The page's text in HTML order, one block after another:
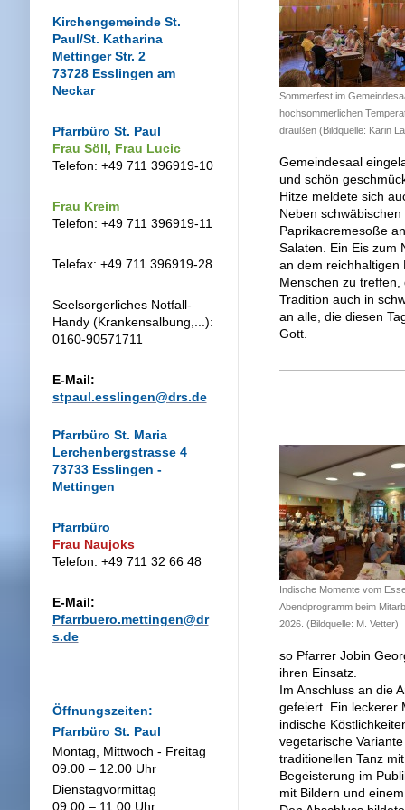
Sommerfest im
hochsommerlichen
draußen (Bildquelle: Karin
Gemeindesaal
und schön
Hitze meldete sich
Neben
Paprikacremesoße
Salaten. Ein Eis zum
an dem reichhaltigen
Menschen zu
Tradition auch in
an alle, die diesen
Gott.
Indische Momente vom
Abendprogramm beim
2026. (Bildquelle: M. Vetter)
so Pfarrer Jobin
ihren Einsatz.
Im Anschluss an die
gefeiert. Ein leckerer
indische
vegetarische
traditionellen Tanz
Begeisterung im
mit Bildern und
Kirchengemeinde St.
Paul/St. Katharina
Mettinger Str. 2
73728 Esslingen am
Neckar
Pfarrbüro St. Paul
Frau Söll, Frau Lucic
Telefon: +49 711 396919-10
Frau Kreim
Telefon: +49 711 396919-11
Telefax: +49 711 396919-28
Seelsorgerliches Notfall-
Handy (Krankensalbung,...):
0160-90571711
E-Mail:
stpaul.esslingen@drs.de
Pfarrbüro St. Maria
Lerchenbergstrasse 4
73733 Esslingen -
Mettingen
Pfarrbüro
Frau Naujoks
Telefon: +49 711 32 66 48
E-Mail:
Pfarrbuero.mettingen@dr
s.de
Öffnungszeiten:
Pfarrbüro St. Paul
Montag, Mittwoch - Freitag
09.00 – 12.00 Uhr
Dienstagvormittag
09.00 – 11.00 Uhr